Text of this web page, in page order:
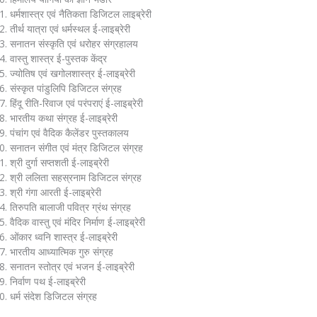
धर्मशास्त्र एवं नैतिकता डिजिटल लाइब्रेरी
तीर्थ यात्रा एवं धर्मस्थल ई-लाइब्रेरी
सनातन संस्कृति एवं धरोहर संग्रहालय
वास्तु शास्त्र ई-पुस्तक केंद्र
ज्योतिष एवं खगोलशास्त्र ई-लाइब्रेरी
संस्कृत पांडुलिपि डिजिटल संग्रह
हिंदू रीति-रिवाज एवं परंपराएं ई-लाइब्रेरी
भारतीय कथा संग्रह ई-लाइब्रेरी
पंचांग एवं वैदिक कैलेंडर पुस्तकालय
सनातन संगीत एवं मंत्र डिजिटल संग्रह
श्री दुर्गा सप्तशती ई-लाइब्रेरी
श्री ललिता सहस्रनाम डिजिटल संग्रह
श्री गंगा आरती ई-लाइब्रेरी
तिरुपति बालाजी पवित्र ग्रंथ संग्रह
वैदिक वास्तु एवं मंदिर निर्माण ई-लाइब्रेरी
ओंकार ध्वनि शास्त्र ई-लाइब्रेरी
भारतीय आध्यात्मिक गुरु संग्रह
सनातन स्तोत्र एवं भजन ई-लाइब्रेरी
निर्वाण पथ ई-लाइब्रेरी
धर्म संदेश डिजिटल संग्रह